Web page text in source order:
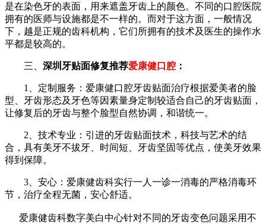
是在染色牙的表面，用来遮盖牙齿上的颜色。不同的口腔医院
拥有的医师与设施都是不一样的。而对于这方面，一般情况
下，越是正规的齿科机构，它们所拥有的技术及医生的操作水
平都是较高的。
三、 深圳牙贴面修复推荐爱康健口腔 ：
1、定制服务：爱康健口腔牙齿贴面治疗根据爱美者的脸
型、牙齿形态及牙色等因素量身定制较适合自己的牙齿贴面，
让修复后的牙齿与整个脸型自然协调，和谐统一。
2、技术专业：引进的牙齿贴面技术，科技与艺术的结
合，具有美牙不拔牙、时间短、牙齿坚固等优点，使美牙效果
得到保障。
3、安心：爱康健齿科实行一人一诊一消毒的严格消毒环
节，治疗全程无菌，安心舒适。
爱康健齿科数字美白中心针对不同的牙齿变色问题采用不